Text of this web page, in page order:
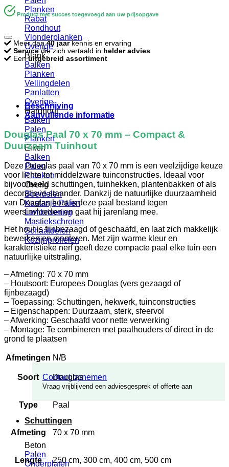
Planken
Rabat
Rondhout
Vlonderplanken
Overige
Blank
Balken
Planken
Vellingdelen
Panlatten
Overige
Hardhout
Balken
Palen
Planken
Eiken
Balken
Palen
Planken
Overig
Boeidelen
Kastanje Palen
Lambrisering
Mastiekschroten
Schaaldelen
Kozijnprofielen
Contact opnemen
Vraag vrijblijvend een adviesgesprek of offerte aan
Schuttingen
Beton
Palen
Onderplaten
70
x
70
mm
aantal
Product met succes toegevoegd aan uw prijsopgave
Meer dan40 jaarkennis en ervaring
Servicedie zich vertaald in helder advies
Eenuitgebreid assortiment
Beschrijving
Aanvullende informatie
Douglas Paal 70 x 70 mm – Compact &
Duurzaam Tuinhout
Deze Douglas paal van 70 x 70 mm is een veelzijdige keuze
voor lichte tot middelzware tuinconstructies. Ideaal voor
bijvoorbeeld schuttingen, tuinhekken, plantenbakken of als
decoratieve staander. Dankzij de natuurlijke duurzaamheid
van Douglas hout is deze paal bestand tegen
weersinvloeden en gaat hij jarenlang mee.
Het hout is fijnbezaagd of geschaafd, en laat zich makkelijk
bewerken en monteren. Met zijn warme kleur en
karakteristieke nerf geeft deze compacte paal elke tuin een
natuurlijke uitstraling.
– Afmeting: 70 x 70 mm
– Houtsoort: Europees Douglas (vers gezaagd of
fijnbezaagd)
– Toepassing: Schuttingen, hekwerk, tuinconstructies
– Eigenschappen: Duurzaam, sterk, sfeervol
– Afwerking: Geschaafd voor nette verwerking
– Montage: Te combineren met paalhouders of direct in de
grond te plaatsen
Afmetingen N/B
Soort Douglas
Type Paal
Afmeting 70 x 70 mm
Lengte 250 cm, 300 cm, 400 cm, 500 cm